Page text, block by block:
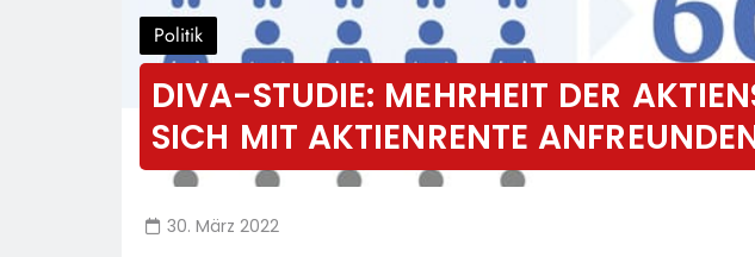
Politik
DIVA-STUDIE: MEHRHEIT DER
SICH MIT AKTIENRENTE
30. März 2022